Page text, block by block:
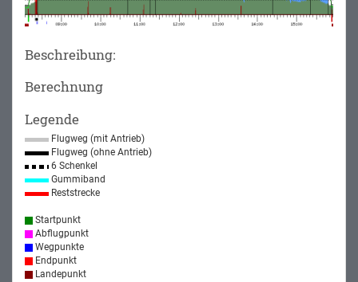
Beschreibung:
Berechnung
Legende
Flugweg (mit Antrieb)
Flugweg (ohne Antrieb)
6 Schenkel
Gummiband
Reststrecke
Startpunkt
Abflugpunkt
Wegpunkte
Endpunkt
Landepunkt